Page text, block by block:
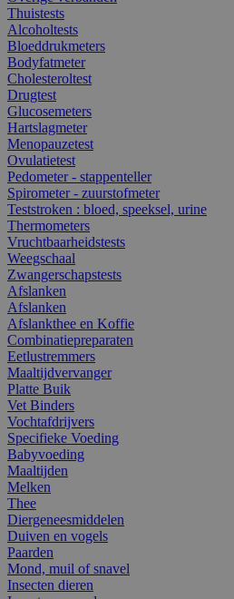
Thuistests
Alcoholtests
Bloeddrukmeters
Bodyfatmeter
Cholesteroltest
Drugtest
Glucosemeters
Hartslagmeter
Menopauzetest
Ovulatietest
Pedometer - stappenteller
Spirometer - zuurstofmeter
Teststroken : bloed, speeksel, urine
Thermometers
Vruchtbaarheidstests
Weegschaal
Zwangerschapstests
Afslanken
Afslanken
Afslankthee en Koffie
Combinatiepreparaten
Eetlustremmers
Maaltijdvervanger
Platte Buik
Vet Binders
Vochtafdrijvers
Specifieke Voeding
Babyvoeding
Maaltijden
Melken
Thee
Diergeneesmiddelen
Duiven en vogels
Paarden
Mond, muil of snavel
Insecten dieren